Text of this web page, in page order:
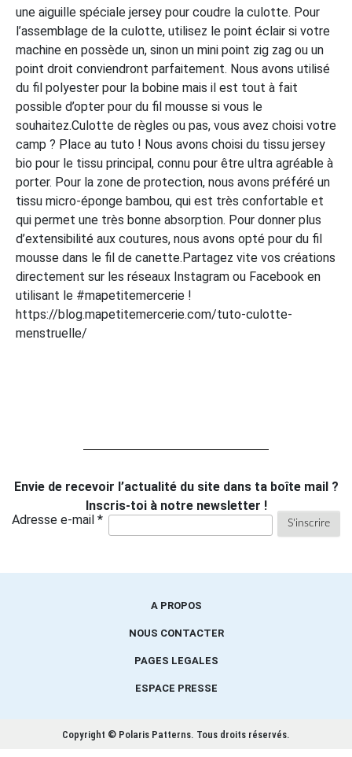
une aiguille spéciale jersey pour coudre la culotte. Pour
l’assemblage de la culotte, utilisez le point éclair si votre
machine en possède un, sinon un mini point zig zag ou un
point droit conviendront parfaitement. Nous avons utilisé
du fil polyester pour la bobine mais il est tout à fait
possible d’opter pour du fil mousse si vous le
souhaitez.Culotte de règles ou pas, vous avez choisi votre
camp ? Place au tuto ! Nous avons choisi du tissu jersey
bio pour le tissu principal, connu pour être ultra agréable à
porter. Pour la zone de protection, nous avons préféré un
tissu micro-éponge bambou, qui est très confortable et
qui permet une très bonne absorption. Pour donner plus
d’extensibilité aux coutures, nous avons opté pour du fil
mousse dans le fil de canette.Partagez vite vos créations
directement sur les réseaux Instagram ou Facebook en
utilisant le #mapetitemercerie !
https://blog.mapetitemercerie.com/tuto-culotte-
menstruelle/
Envie de recevoir l’actualité du site dans ta boîte mail ?
Inscris-toi à notre newsletter !
Adresse e-mail *
A PROPOS
NOUS CONTACTER
PAGES LEGALES
ESPACE PRESSE
Copyright © Polaris Patterns. Tous droits réservés.